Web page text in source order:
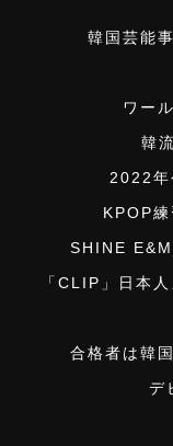
韓国芸能
ワー
韓
2022年
KPOP
SHINE
「CLIP」日本
合格者は韓
デ